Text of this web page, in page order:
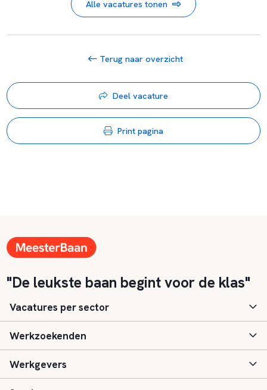
Alle vacatures tonen
Terug naar overzicht
Deel vacature
Print pagina
"De leukste baan begint voor de klas"
Vacatures per sector
Basisonderwijs
Speciaal (basis) onderwijs
Werkzoekenden
Aanmelden
Werkgevers